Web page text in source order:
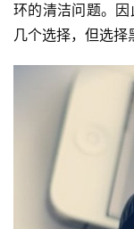
环的清洁问题。
几个选择，但选择